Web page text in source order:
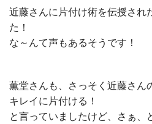
近藤さんに片付け術を伝授され
た！
な～んて声もあるそうです！
薫堂さんも、さっそく近藤さん
キレイに片付ける！
と言っていましたけど、さぁ、